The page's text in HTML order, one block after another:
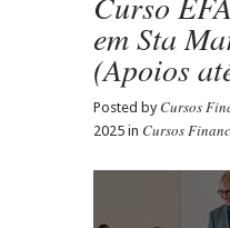
em Sta
(Apoios
Posted by Cursos
2025 in Cursos